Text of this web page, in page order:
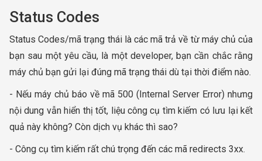
Status Codes
Status Codes/mã trạng thái là các mã trả về từ máy chủ của
bạn sau một yêu cầu, là một developer, bạn cần chắc rằng
máy chủ bạn gửi lại đúng mã trạng thái dù tại thời điểm nào.
- Nếu máy chủ báo về mã 500 (Internal Server Error) nhưng
nội dung vẫn hiển thị tốt, liệu công cụ tìm kiếm có lưu lại kết
quả này không? Còn dịch vụ khác thì sao?
- Công cụ tìm kiếm rất chú trọng đến các mã redirects 3xx.